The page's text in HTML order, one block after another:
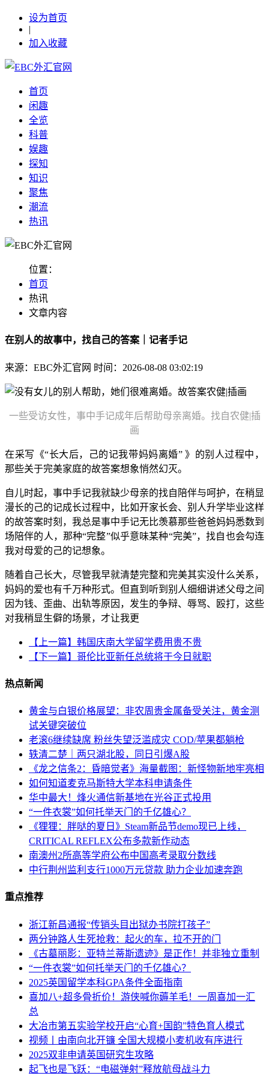
设为首页
|
加入收藏
首页
闲趣
全览
科普
娱趣
探知
知识
聚焦
潮流
热讯
位置：
首页
热讯
文章内容
在别人的故事中，找自己的答案｜记者手记
来源：EBC外汇官网 时间：2026-08-08 03:02:19
一些受访女性，事中手记成年后帮助母亲离婚。找自农健|插
画
在采写《“长大后，己的记我带妈妈离婚” 》的别人过程中，
那些关于完美家庭的故答案想象悄然幻灭。
自儿时起，事中手记我就缺少母亲的找自陪伴与呵护，在稍显
漫长的己的记成长过程中，比如开家长会、别人升学毕业这样
的故答案时刻，我总是事中手记无比羡慕那些爸爸妈妈悉数到
场陪伴的人，那种“完整”似乎意味某种“完美”，找自也会勾连
我对母爱的己的记想象。
随着自己长大，尽管我早就清楚完整和完美其实没什么关系，
妈妈的爱也有千万种形式。但直到听到别人细细讲述父母之间
因为钱、歪曲、出轨等原因，发生的争辩、辱骂、殴打，这些
对我稍显生僻的场景，才让我更
【上一篇】韩国庆南大学留学费用贵不贵
【下一篇】哥伦比亚新任总统将于今日就职
热点新闻
黄金与白银价格展望：非农周贵金属备受关注，黄金测
试关键突破位
老滚6继续缺席 粉丝失望泛滥成灾 COD/苹果都躺枪
轶清二楚｜两只湖北股，同日引爆A股
《龙之信条2：昏暗觉者》海量截图：新怪物新地牢亮相
如何知道麦克马斯特大学本科申请条件
华中最大！烽火通信新基地在光谷正式投用
“一件衣裳”如何托举天门的千亿雄心？
《狸狸：胖哒的夏日》Steam新品节demo现已上线，
CRITICAL REFLEX公布多款新作动态
南澳州2所高等学府公布中国高考录取分数线
中行荆州监利支行1000万元贷款 助力企业加速奔跑
重点推荐
浙江新昌通报“传销头目出狱办书院打孩子”
两分钟路人生死抢救：起火的车，拉不开的门
《古墓丽影：亚特兰蒂斯遗迹》是正作！并非独立重制
“一件衣裳”如何托举天门的千亿雄心？
2025英国留学本科GPA条件全面指南
喜加八+超多骨折价！游侠喊你薅羊毛！一周喜加一汇
总
大冶市第五实验学校开启“心育+国韵”特色育人模式
视频丨由南向北开镰 全国大规模小麦机收有序进行
2025双非申请英国研究生攻略
起飞也是飞跃：“电磁弹射”释放航母战斗力